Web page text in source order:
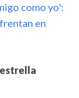
como yo':
en